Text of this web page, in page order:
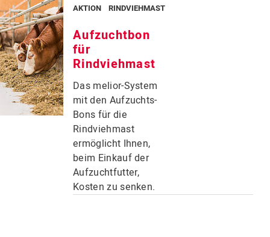
AKTION RINDVIEHMAST
Aufzuchtbon
für
Rindviehmast
Das melior-System
mit den Aufzuchts-
Bons für die
Rindviehmast
ermöglicht Ihnen,
beim Einkauf der
Aufzuchtfutter,
Kosten zu senken.